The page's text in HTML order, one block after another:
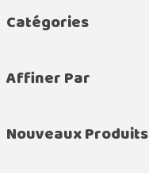
Catégories
Affiner Par
Nouveaux Produits